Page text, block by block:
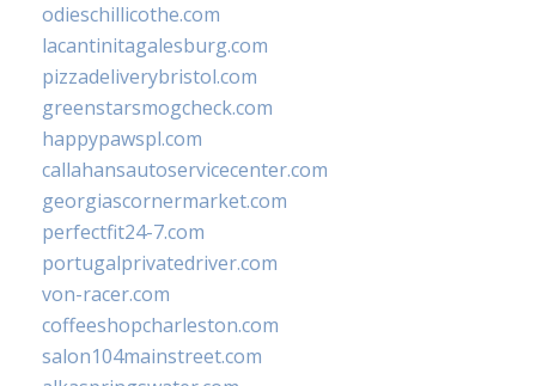
odieschillicothe.com
lacantinitagalesburg.com
pizzadeliverybristol.com
greenstarsmogcheck.com
happypawspl.com
callahansautoservicecenter.com
georgiascornermarket.com
perfectfit24-7.com
portugalprivatedriver.com
von-racer.com
coffeeshopcharleston.com
salon104mainstreet.com